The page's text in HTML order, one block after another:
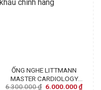
ỐNG NGHE LITTMANN
MASTER CARDIOLOGY
2161 (BLACK EDITION) –
6.300.000₫ Original
6.000.000₫